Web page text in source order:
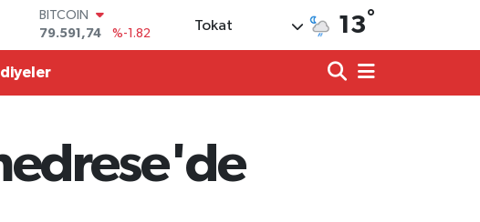
DOLAR
45,43620
%0.02
EURO
53,38690
6862,09000
BİST100
14.598,00
%0
Tokat 13°